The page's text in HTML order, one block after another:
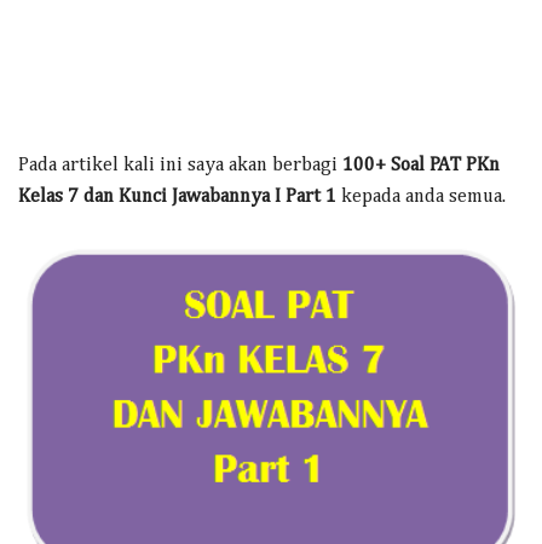
Pada artikel kali ini saya akan berbagi 100+ Soal PAT PKn
Kelas 7 dan Kunci Jawabannya I Part 1 kepada anda semua.